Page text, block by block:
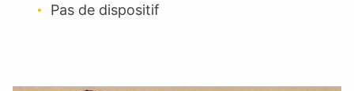
Pas de dispositif